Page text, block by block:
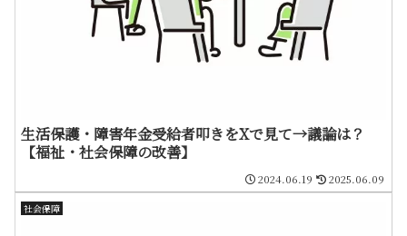
生活保護・障害年金受給者叩きをXで見て→議論は？
【福祉・社会保障の改善】
2024.06.19 2025.06.09
社会保障